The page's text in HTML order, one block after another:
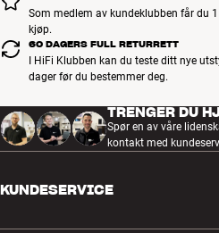
Som medlem av kundeklubben får du
kjøp.
60 DAGERS FULL RETURRETT
I HiFi Klubben kan du teste ditt nye
dager før du bestemmer deg.
TRENGER DU
Spør en av våre
kontakt med
KUNDESERVICE